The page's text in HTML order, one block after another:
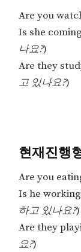
Are you
Is she
나요?)
Are they
고 있나요?)
현재진행
Are you
Is he
하고 있나요?)
Are they
요?)